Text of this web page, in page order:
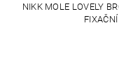
NIKK MOLE LOVELY